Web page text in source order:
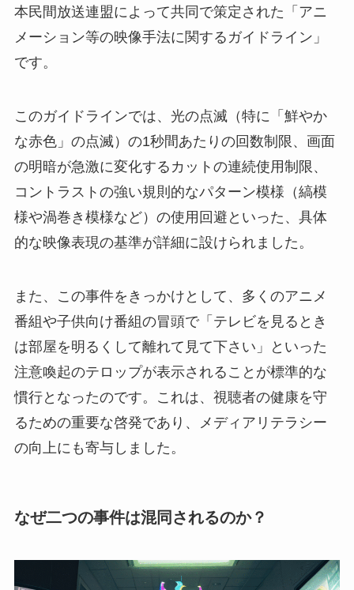
本民間放送連盟によって共同で策定された「アニ
メーション等の映像手法に関するガイドライン」
です。
このガイドラインでは、光の点滅（特に「鮮やか
な赤色」の点滅）の1秒間あたりの回数制限、画面
の明暗が急激に変化するカットの連続使用制限、
コントラストの強い規則的なパターン模様（縞模
様や渦巻き模様など）の使用回避といった、具体
的な映像表現の基準が詳細に設けられました。
また、この事件をきっかけとして、多くのアニメ
番組や子供向け番組の冒頭で「テレビを見るとき
は部屋を明るくして離れて見て下さい」といった
注意喚起のテロップが表示されることが標準的な
慣行となったのです。これは、視聴者の健康を守
るための重要な啓発であり、メディアリテラシー
の向上にも寄与しました。
なぜ二つの事件は混同されるのか？